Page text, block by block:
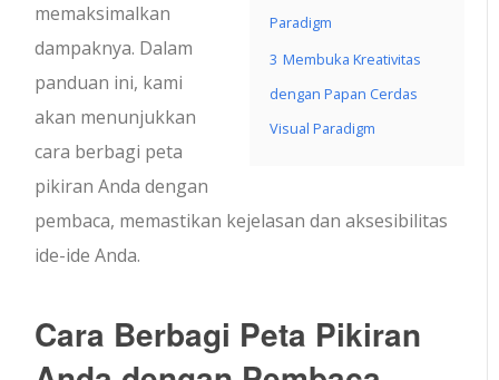
Paradigm
3 Membuka Kreativitas
dengan Papan Cerdas
Visual Paradigm
memaksimalkan
dampaknya. Dalam
panduan ini, kami
akan menunjukkan
cara berbagi peta
pikiran Anda dengan
pembaca, memastikan kejelasan dan aksesibilitas
ide-ide Anda.
Cara Berbagi Peta Pikiran